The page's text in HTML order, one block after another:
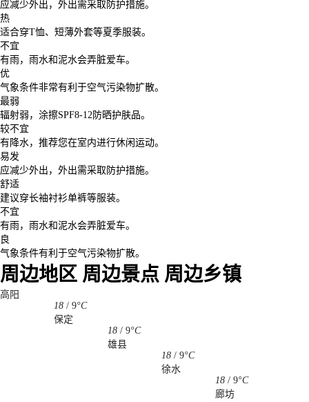
应减少外出，外出需采取防护措施。
热
适合穿T恤、短薄外套等夏季服装。
不宜
有雨，雨水和泥水会弄脏爱车。
优
气象条件非常有利于空气污染物扩散。
最弱
辐射弱，涂擦SPF8-12防晒护肤品。
较不宜
有降水，推荐您在室内进行休闲运动。
易发
应减少外出，外出需采取防护措施。
舒适
建议穿长袖衬衫单裤等服装。
不宜
有雨，雨水和泥水会弄脏爱车。
良
气象条件有利于空气污染物扩散。
周边地区 周边景点 周边乡镇
高阳
18 / 9°C
保定
18 / 9°C
雄县
18 / 9°C
徐水
18 / 9°C
廊坊